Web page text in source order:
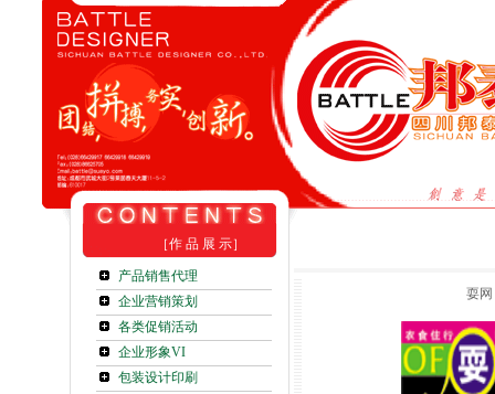
［作 品 展 示］
产品销售代理
企业营销策划
各类促销活动
企业形象VI
包装设计印刷
耍网